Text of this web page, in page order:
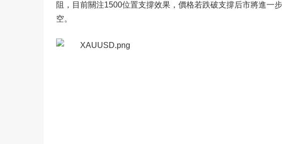
阻，目前關注1500位置支撐效果，價格若跌破支撐后市將進一
空。